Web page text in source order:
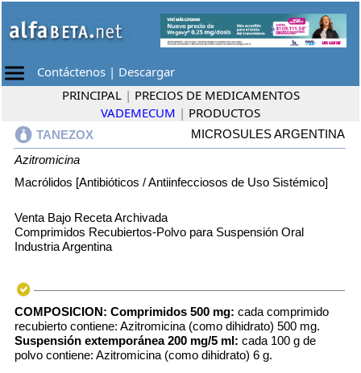
Contáctenos | Descargar
PRINCIPAL | PRECIOS DE MEDICAMENTOS
VADEMECUM | PRODUCTOS
TANEZOX
MICROSULES ARGENTINA
Azitromicina
Macrólidos [Antibióticos / Antiinfecciosos de Uso Sistémico]
Venta Bajo Receta Archivada
Comprimidos Recubiertos-Polvo para Suspensión Oral
Industria Argentina
COMPOSICION: Comprimidos 500 mg: cada comprimido
recubierto contiene: Azitromicina (como dihidrato) 500 mg.
Suspensión extemporánea 200 mg/5 ml: cada 100 g de
polvo contiene: Azitromicina (como dihidrato) 6 g.